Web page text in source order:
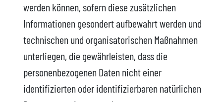
werden können, sofern diese zusätzlichen
Informationen gesondert aufbewahrt werden und
technischen und organisatorischen Maßnahmen
unterliegen, die gewährleisten, dass die
personenbezogenen Daten nicht einer
identifizierten oder identifizierbaren natürlichen